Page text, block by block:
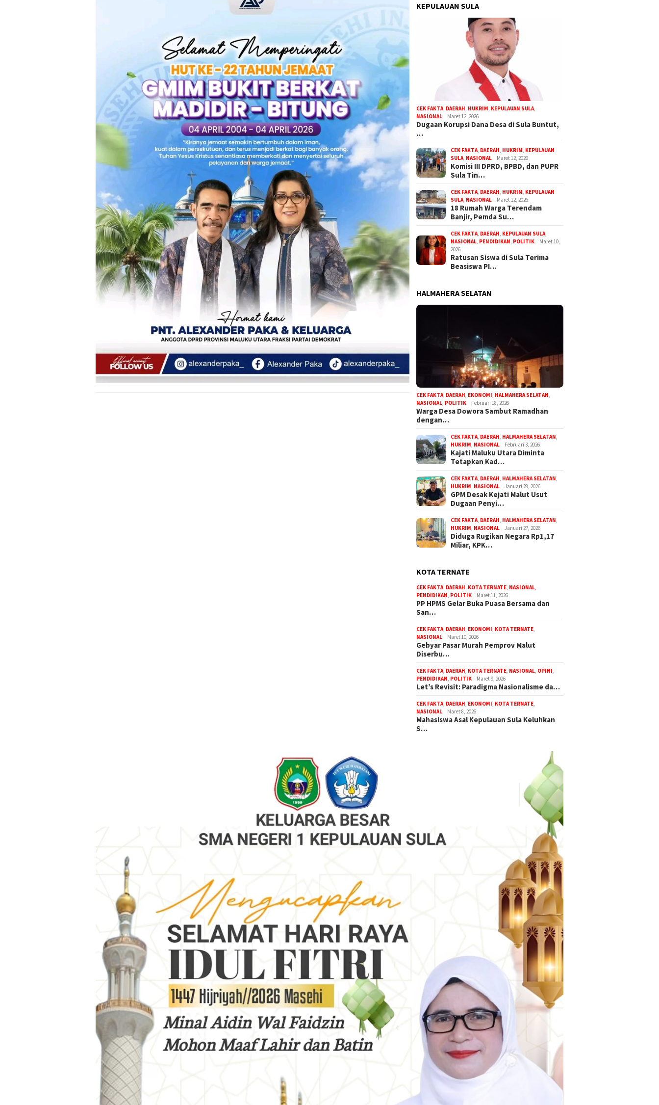
KEPULAUAN SULA
CEK FAKTA DAERAH HUKRIM KEPULAUAN SULA
NASIONAL
Maret 12, 2026
Dugaan Korupsi Dana Desa di Sula Buntut,
…
CEK FAKTA DAERAH HUKRIM KEPULAUAN
SULA NASIONAL Maret 12, 2026
Komisi III DPRD, BPBD, dan PUPR
Sula Tin…
CEK FAKTA DAERAH HUKRIM KEPULAUAN
SULA NASIONAL Maret 12, 2026
18 Rumah Warga Terendam
Banjir, Pemda Su…
CEK FAKTA DAERAH KEPULAUAN SULA
NASIONAL PENDIDIKAN POLITIK
Maret 10,
2026
Ratusan Siswa di Sula Terima
Beasiswa PI…
HALMAHERA SELATAN
CEK FAKTA, DAERAH, EKONOMI, HALMAHERA SELATAN,
NASIONAL, POLITIK Februari 18, 2026
Warga Desa Dowora Sambut Ramadhan
dengan…
CEK FAKTA, DAERAH, HALMAHERA SELATAN,
HUKRIM, NASIONAL Februari 3, 2026
Kajati Maluku Utara Diminta
Tetapkan Kad…
CEK FAKTA, DAERAH, HALMAHERA SELATAN,
HUKRIM, NASIONAL Januari 28, 2026
GPM Desak Kejati Malut Usut
Dugaan Penyi…
CEK FAKTA, DAERAH, HALMAHERA SELATAN,
HUKRIM, NASIONAL Januari 27, 2026
Diduga Rugikan Negara Rp1,17
Miliar, KPK…
KOTA TERNATE
CEK FAKTA, DAERAH, KOTA TERNATE, NASIONAL,
PENDIDIKAN, POLITIK Maret 11, 2026
PP HPMS Gelar Buka Puasa Bersama dan
San…
CEK FAKTA, DAERAH, EKONOMI, KOTA TERNATE,
NASIONAL
Maret 10, 2026
Gebyar Pasar Murah Pemprov Malut
Diserbu…
CEK FAKTA, DAERAH, KOTA TERNATE, NASIONAL, OPINI,
PENDIDIKAN, POLITIK Maret 9, 2026
Let’s Revisit: Paradigma Nasionalisme da…
CEK FAKTA, DAERAH, EKONOMI, KOTA TERNATE,
NASIONAL
Maret 8, 2026
Mahasiswa Asal Kepulauan Sula Keluhkan
S…